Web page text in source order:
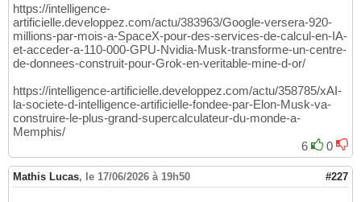
https://intelligence-
artificielle.developpez.com/actu/383963/Google-versera-920-
millions-par-mois-a-SpaceX-pour-des-services-de-calcul-en-IA-
et-acceder-a-110-000-GPU-Nvidia-Musk-transforme-un-centre-
de-donnees-construit-pour-Grok-en-veritable-mine-d-or/
https://intelligence-artificielle.developpez.com/actu/358785/xAI-
la-societe-d-intelligence-artificielle-fondee-par-Elon-Musk-va-
construire-le-plus-grand-supercalculateur-du-monde-a-
Memphis/
6
0
Mathis Lucas, le 17/06/2026 à 19h50 #227